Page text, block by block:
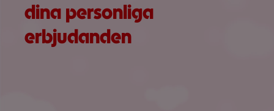
dina personliga
erbjudanden